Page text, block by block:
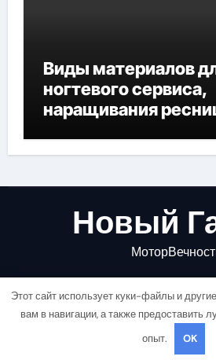
Виды материалов
ногтевого сервиса,
наращивания
Новый
Copyright © All rights reserved |
Этот сайт использует куки-файлы и
вам в навигации, а также предоставить
опыт.
OK